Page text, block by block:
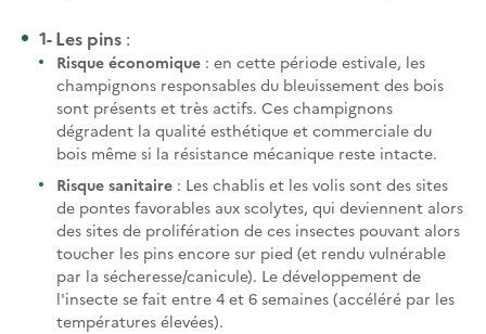
1- Les pins :
Risque économique : en cette période estivale, les
champignons responsables du bleuissement des bois
sont présents et très actifs. Ces champignons
dégradent la qualité esthétique et commerciale du
bois même si la résistance mécanique reste intacte.
Risque sanitaire : Les chablis et les volis sont des sites
de pontes favorables aux scolytes, qui deviennent alors
des sites de prolifération de ces insectes pouvant alors
toucher les pins encore sur pied (et rendu vulnérable
par la sécheresse/canicule). Le développement de
l'insecte se fait entre 4 et 6 semaines (accéléré par les
températures élevées).